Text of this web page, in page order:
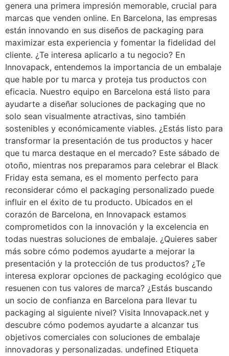
genera una primera impresión memorable, crucial para
marcas que venden online. En Barcelona, las empresas
están innovando en sus diseños de packaging para
maximizar esta experiencia y fomentar la fidelidad del
cliente. ¿Te interesa aplicarlo a tu negocio? En
Innovapack, entendemos la importancia de un embalaje
que hable por tu marca y proteja tus productos con
eficacia. Nuestro equipo en Barcelona está listo para
ayudarte a diseñar soluciones de packaging que no
solo sean visualmente atractivas, sino también
sostenibles y económicamente viables. ¿Estás listo para
transformar la presentación de tus productos y hacer
que tu marca destaque en el mercado? Este sábado de
otoño, mientras nos preparamos para celebrar el Black
Friday esta semana, es el momento perfecto para
reconsiderar cómo el packaging personalizado puede
influir en el éxito de tu producto. Ubicados en el
corazón de Barcelona, en Innovapack estamos
comprometidos con la innovación y la excelencia en
todas nuestras soluciones de embalaje. ¿Quieres saber
más sobre cómo podemos ayudarte a mejorar la
presentación y la protección de tus productos? ¿Te
interesa explorar opciones de packaging ecológico que
resuenen con tus valores de marca? ¿Estás buscando
un socio de confianza en Barcelona para llevar tu
packaging al siguiente nivel? Visita Innovapack.net y
descubre cómo podemos ayudarte a alcanzar tus
objetivos comerciales con soluciones de embalaje
innovadoras y personalizadas. undefined Etiqueta